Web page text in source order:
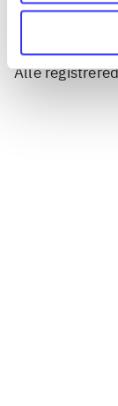
Artikler
Alle